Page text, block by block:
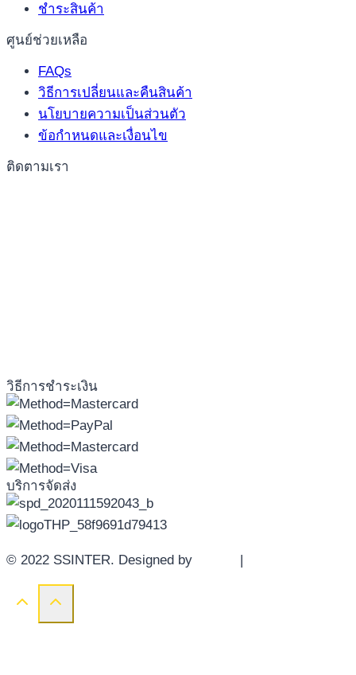
ชำระสินค้า
ศูนย์ช่วยเหลือ
FAQs
วิธีการเปลี่ยนและคืนสินค้า
นโยบายความเป็นส่วนตัว
ข้อกำหนดและเงื่อนไข
ติดตามเรา
วิธีการชำระเงิน
บริการจัดส่ง
© 2022 SSINTER. Designed by |